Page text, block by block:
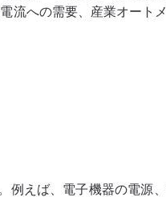
流への需要、産業オート
例えば、電子機器の電源